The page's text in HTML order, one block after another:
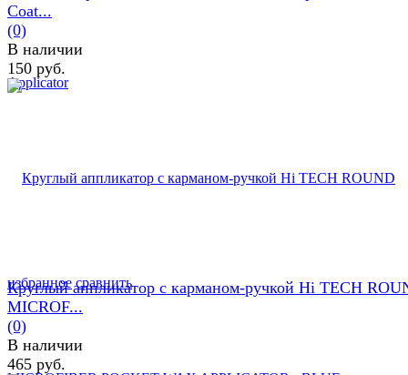
избранное сравнить
Coat...
(0)
В наличии
150 руб.
Круглый аппликатор с карманом-ручкой Hi TECH
MICROF...
(0)
В наличии
465 руб.